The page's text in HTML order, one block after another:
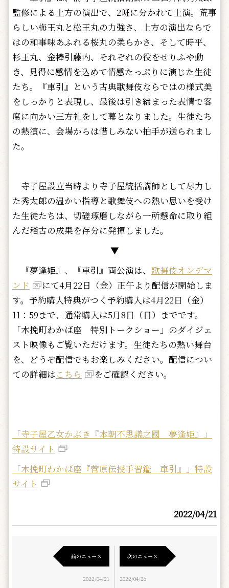
監修による上方の演出で、2班に分かれて上演。荒事
らしい梅王丸と松王丸の力強さ、上方の演出ならで
はの和事味あふれる桜丸の柔らかさ、そして時平、
杉王丸、金棒引藤内、それぞれの役をせりふや動
き、見得に感情を込めて情感たっぷりに演じた生徒
たち。『車引』という古典歌舞伎ならではの様式美
をしっかりと表現し、最後は引き締まった表情で客
席に向かい三方礼をして幕となりました。生徒たち
の熱演に、会場からは惜しみない拍手が送られまし
た。
寺子屋設立当時より寺子屋統括講師として尽力し
た秀太郎の温かい指導と歌舞伎への熱い思いを受け
た生徒たちは、切磋琢磨しながら一所懸命に取り組
んだ稽古の成果を存分に発揮しました。
▼
『夢逢姫』、『車引』両公演は、 歌舞伎オンデマ
ンド
にて4月22日（金）正午より配信が開始しま
す。予約購入特典がつく予約購入は4月22日（金）
11：59まで、通常購入は5月8日（日）までです。
「木挽町わかば座 特別トークショー」のダイジェ
スト映像もご覧いただけます。生徒たちの熱い舞台
を、どうぞ配信でもお楽しみください。配信につい
ての詳細はこちら をご確認ください。
「寺子屋乙女かぶき『本朝不思議之國 夢逢姫』」
特設サイト
「木挽町わかば座『菅原伝授手習鑑 車引』」特設
サイト
2022/04/21
前のニュース
2022/04/21
次のニュース
2022/04/26